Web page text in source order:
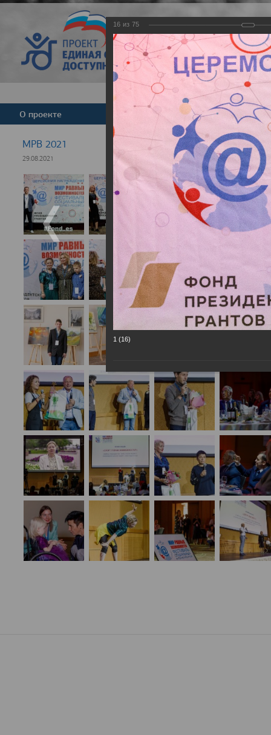
Версия для
О проекте Команда Новости
МРВ 2021
29.08.2021
16 из 75
1 (16)